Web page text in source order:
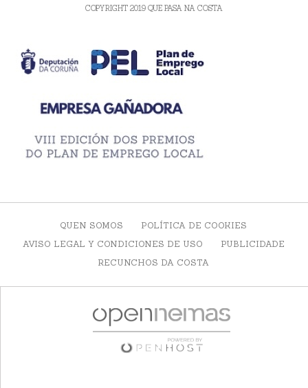
COPYRIGHT 2019 QUE PASA NA COSTA
QUEN SOMOS
POLÍTICA DE COOKIES
AVISO LEGAL Y CONDICIONES DE USO
PUBLICIDADE
RECUNCHOS DA COSTA